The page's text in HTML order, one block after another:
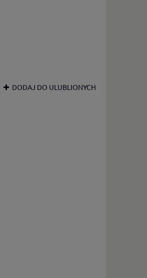
DODAJ DO ULUBLIONYCH